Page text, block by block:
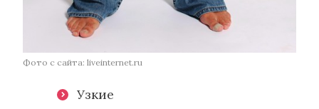
Фото с сайта: liveinternet.ru
Узкие